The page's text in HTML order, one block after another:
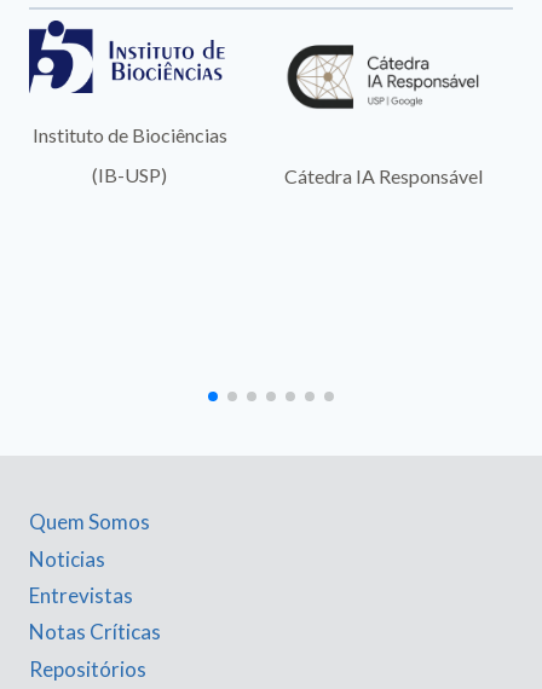
Instituto de Biociências
(IB-USP)
Cátedra IA Responsável
Quem Somos
Noticias
Entrevistas
Notas Críticas
Repositórios